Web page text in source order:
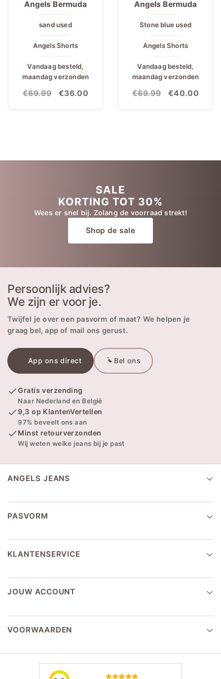
Angels Bermuda
sand used
Angels Shorts
Vandaag besteld,
maandag verzonden
€69.99
Oorspronkelijke
€36.00
Angels Bermuda
Stone blue used
Angels Shorts
Vandaag besteld,
maandag verzonden
€69.99 €40.00
SALE
KORTING TOT 30%
Wees er snel bij. Zolang de voorraad strekt!
Shop de sale
Persoonlijk advies?
We zijn er voor je.
Twijfel je over een pasvorm of maat? We helpen je
graag bel, app of mail ons gerust.
App ons direct Bel ons
Gratis verzending
Naar Nederland en België
9,3 op KlantenVertellen
97% beveelt ons aan
Minst retourverzonden
Wij weten welke jeans bij je past
ANGELS JEANS
PASVORM
KLANTENSERVICE
JOUW ACCOUNT
VOORWAARDEN